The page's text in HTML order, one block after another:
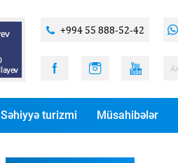
+994 55 888-52-42
Səhiyyə turizmi Müsahibələr